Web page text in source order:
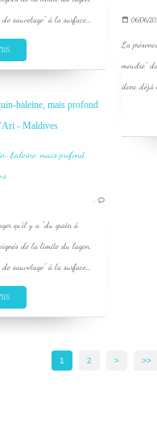
sauvetage" à la surface...
06/06/
La
moudre"
donc déjà
baleine, mais profond
- Maldives
…
qu'il y a "du grain à
de la limite du lagon,
sauvetage" à la surface...
1 2 > >>